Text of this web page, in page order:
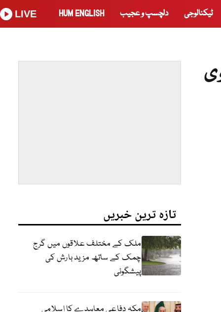
ٹیکنالوجی دلچسپ و عجیب HUM ENGLISH
LIVE
تازہ ترین خبریں
ملک کے مختلف علاقوں میں گرج
چمک کے ساتھ مزید بارش کی
پیشگوئی
مکہ دفاعی معاہدے کا اسلامی